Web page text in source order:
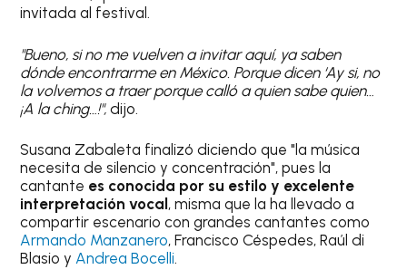
invitada al festival.
"Bueno, si no me vuelven a invitar aquí, ya saben
dónde encontrarme en México. Porque dicen ‘Ay si, no
la volvemos a traer porque calló a quien sabe quien…
¡A la ching…!", dijo.
Susana Zabaleta finalizó diciendo que "la música
necesita de silencio y concentración", pues la
cantante es conocida por su estilo y excelente
interpretación vocal , misma que la ha llevado a
compartir escenario con grandes cantantes como
Armando Manzanero, Francisco Céspedes, Raúl di
Blasio yAndrea Bocelli.